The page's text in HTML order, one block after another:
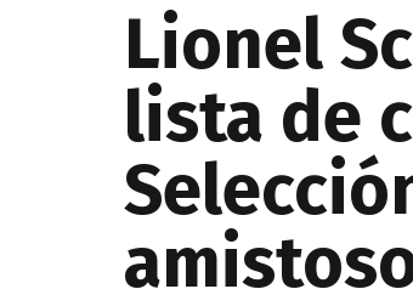
Lionel
lista de